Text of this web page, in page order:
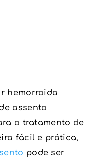
hemorroida
assento
o tratamento de
fácil e prática,
pode ser